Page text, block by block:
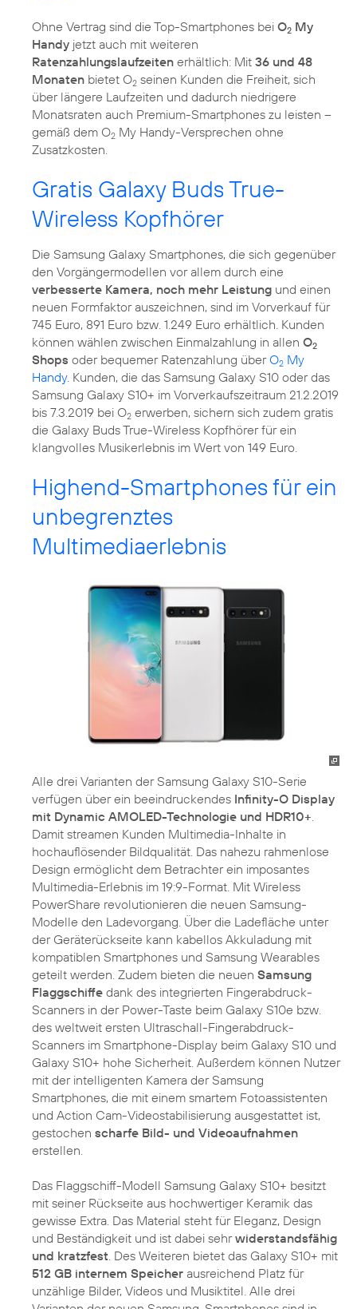
Ohne Vertrag sind die Top-Smartphones bei O2 My
Handy jetzt auch mit weiteren
Ratenzahlungslaufzeiten erhältlich: Mit 36 und 48
Monaten bietet O2 seinen Kunden die Freiheit, sich
über längere Laufzeiten und dadurch niedrigere
Monatsraten auch Premium-Smartphones zu leisten –
gemäß dem O2 My Handy-Versprechen ohne
Zusatzkosten.
Gratis Galaxy Buds True-
Wireless Kopfhörer
Die Samsung Galaxy Smartphones, die sich gegenüber
den Vorgängermodellen vor allem durch eine
verbesserte Kamera, noch mehr Leistung und einen
neuen Formfaktor auszeichnen, sind im Vorverkauf für
745 Euro, 891 Euro bzw. 1.249 Euro erhältlich. Kunden
können wählen zwischen Einmalzahlung in allen O2
Shops oder bequemer Ratenzahlung überO2 My
Handy. Kunden, die das Samsung Galaxy S10 oder das
Samsung Galaxy S10+ im Vorverkaufszeitraum 21.2.2019
bis 7.3.2019 bei O2 erwerben, sichern sich zudem gratis
die Galaxy Buds True-Wireless Kopfhörer für ein
klangvolles Musikerlebnis im Wert von 149 Euro.
Highend-Smartphones für ein
unbegrenztes
Multimediaerlebnis
Alle drei Varianten der Samsung Galaxy S10-Serie
verfügen über ein beeindruckendes Infinity-O Display
mit Dynamic AMOLED-Technologie und HDR10+.
Damit streamen Kunden Multimedia-Inhalte in
hochauflösender Bildqualität. Das nahezu rahmenlose
Design ermöglicht dem Betrachter ein imposantes
Multimedia-Erlebnis im 19:9-Format. Mit Wireless
PowerShare revolutionieren die neuen Samsung-
Modelle den Ladevorgang. Über die Ladefläche unter
der Geräterückseite kann kabellos Akkuladung mit
kompatiblen Smartphones und Samsung Wearables
geteilt werden. Zudem bieten die neuen Samsung
Flaggschiffe dank des integrierten Fingerabdruck-
Scanners in der Power-Taste beim Galaxy S10e bzw.
des weltweit ersten Ultraschall-Fingerabdruck-
Scanners im Smartphone-Display beim Galaxy S10 und
Galaxy S10+ hohe Sicherheit. Außerdem können Nutzer
mit der intelligenten Kamera der Samsung
Smartphones, die mit einem smartem Fotoassistenten
und Action Cam-Videostabilisierung ausgestattet ist,
gestochen scharfe Bild- und Videoaufnahmen
erstellen.
Das Flaggschiff-Modell Samsung Galaxy S10+ besitzt
mit seiner Rückseite aus hochwertiger Keramik das
gewisse Extra. Das Material steht für Eleganz, Design
und Beständigkeit und ist dabei sehrwiderstandsfähig
und kratzfest. Des Weiteren bietet das Galaxy S10+ mit
512 GB internem Speicher ausreichend Platz für
unzählige Bilder, Videos und Musiktitel. Alle drei